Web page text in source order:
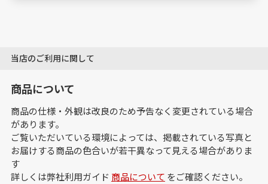
当店のご利用に関して
商品について
商品の仕様・外観は改良のため予告なく変更されている場合
があります。
ご覧いただいている環境によっては、掲載されている写真と
お届けする商品の色合いが若干異なって見える場合がありま
す
詳しくは弊社利用ガイド 商品について をご確認ください。